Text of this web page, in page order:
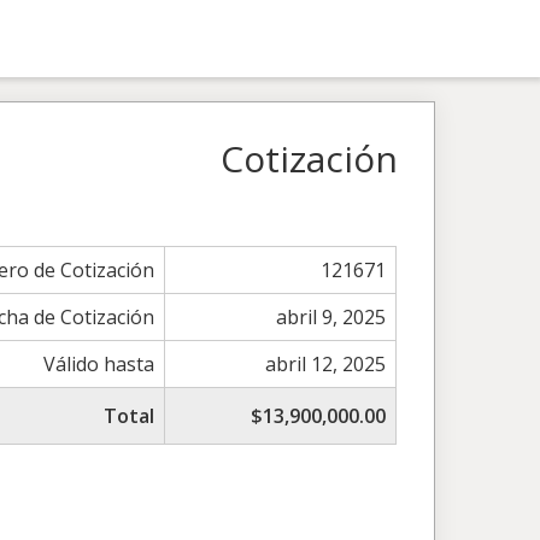
Cotización
de Cotización
121671
de Cotización
abril 9, 2025
Válido hasta
abril 12, 2025
Total
$13,900,000.00